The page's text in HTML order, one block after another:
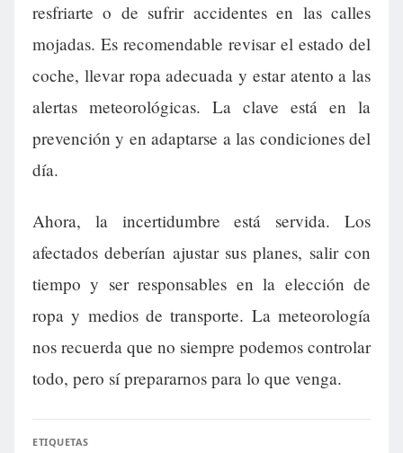
resfriarte o de sufrir accidentes en las calles
mojadas. Es recomendable revisar el estado del
coche, llevar ropa adecuada y estar atento a las
alertas meteorológicas. La clave está en la
prevención y en adaptarse a las condiciones del
día.
Ahora, la incertidumbre está servida. Los
afectados deberían ajustar sus planes, salir con
tiempo y ser responsables en la elección de
ropa y medios de transporte. La meteorología
nos recuerda que no siempre podemos controlar
todo, pero sí prepararnos para lo que venga.
ETIQUETAS